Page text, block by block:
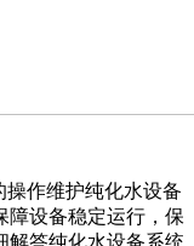
操作维护纯化水设备
障设备稳定运行，保
解答纯化水设备系统